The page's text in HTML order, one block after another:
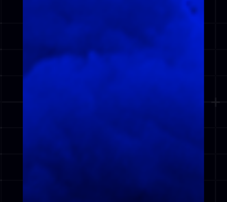
POWERED BY
YOUNTHEORY,